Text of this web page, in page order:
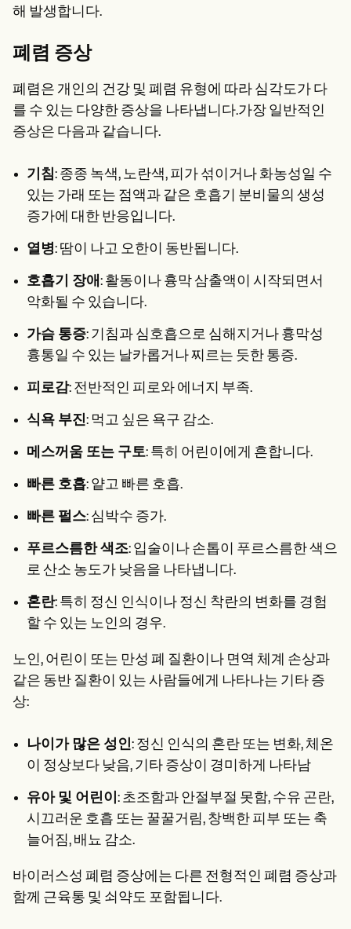
해 발생합니다.
폐렴 증상
폐렴은 개인의 건강 및 폐렴 유형에 따라 심각도가 다
를 수 있는 다양한 증상을 나타냅니다.가장 일반적인
증상은 다음과 같습니다.
기침: 종종 녹색, 노란색, 피가 섞이거나 화농성일 수
있는 가래 또는 점액과 같은 호흡기 분비물의 생성
증가에 대한 반응입니다.
열병: 땀이 나고 오한이 동반됩니다.
호흡기 장애 : 활동이나 흉막 삼출액이 시작되면서
악화될 수 있습니다.
가슴 통증: 기침과 심호흡으로 심해지거나 흉막성
흉통일 수 있는 날카롭거나 찌르는 듯한 통증.
피로감: 전반적인 피로와 에너지 부족.
식욕 부진: 먹고 싶은 욕구 감소.
메스꺼움 또는 구토: 특히 어린이에게 흔합니다.
빠른 호흡: 얕고 빠른 호흡.
빠른 펄스: 심박수 증가.
푸르스름한 색조: 입술이나 손톱이 푸르스름한 색으
로 산소 농도가 낮음을 나타냅니다.
혼란: 특히 정신 인식이나 정신 착란의 변화를 경험
할 수 있는 노인의 경우.
노인, 어린이 또는 만성 폐 질환이나 면역 체계 손상과
같은 동반 질환이 있는 사람들에게 나타나는 기타 증
상:
나이가 많은 성인: 정신 인식의 혼란 또는 변화, 체온
이 정상보다 낮음, 기타 증상이 경미하게 나타남
유아 및 어린이 : 초조함과 안절부절 못함, 수유 곤란,
시끄러운 호흡 또는 꿀꿀거림, 창백한 피부 또는 축
늘어짐, 배뇨 감소.
바이러스성 폐렴 증상에는 다른 전형적인 폐렴 증상과
함께 근육통 및 쇠약도 포함됩니다.